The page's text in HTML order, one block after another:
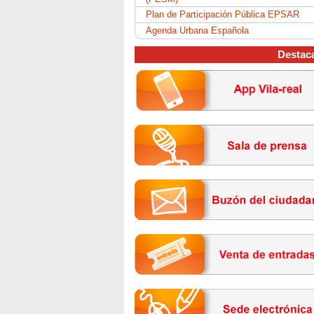
Plan de Participación Pública EPSAR
Agenda Urbana Española